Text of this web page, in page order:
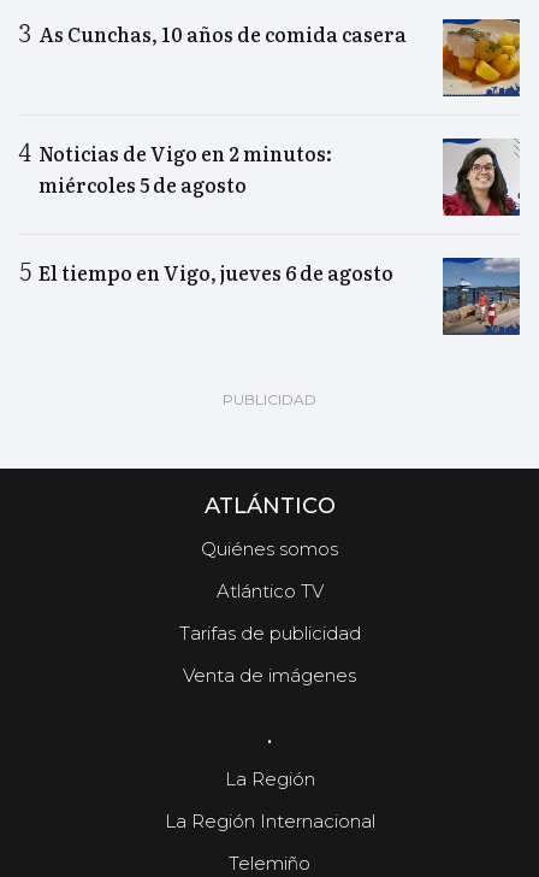
As Cunchas, 10 años de comida casera
Noticias de Vigo en 2 minutos:
miércoles 5 de agosto
El tiempo en Vigo, jueves 6 de agosto
ATLÁNTICO
Quiénes somos
Atlántico TV
Tarifas de publicidad
Venta de imágenes
.
La Región
La Región Internacional
Telemiño